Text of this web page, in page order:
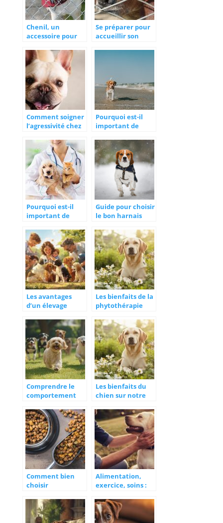
Chenil, un
accessoire pour
de votre animal
Se préparer pour
accueillir son
fabriquant sa
Comment soigner
l’agressivité chez
Pourquoi est-il
important de
croquettes sans
céréales pour son
chien ?
Pourquoi est-il
important de
chien et son chat
?
Guide pour choisir
le bon harnais
Les avantages
d’un élevage
futurs chiots : en
savoir plus
Les bienfaits de la
phytothérapie
bien-être de votre
compagnon
Comprendre le
comportement
différentes races
de chien
Les bienfaits du
chien sur notre
mentale
Comment bien
choisir
son chien
Alimentation,
exercice, soins :
à votre chien une
pleine santé